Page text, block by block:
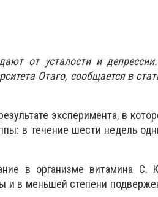
от усталости и
Отаго, сообщается в
эксперимента, в
в течение шести недель
в организме витамина С.
и в меньшей степени